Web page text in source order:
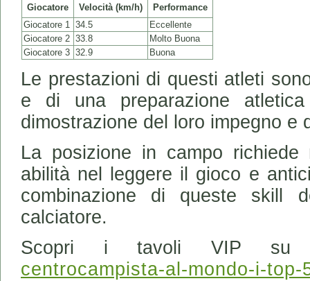
Giocatore Velocità (km/h)
Performance
Giocatore 1 34.5
Eccellente
Giocatore 2 33.8
Molto Buona
Giocatore 3 32.9 Buona
Le prestazioni di questi atleti
e di una preparazione
dimostrazione del loro impegno e
La posizione in campo
abilità nel leggere il gioco e
combinazione di queste skill
calciatore.
Scopri i tavoli VIP
centrocampista-al-mondo-i-top-